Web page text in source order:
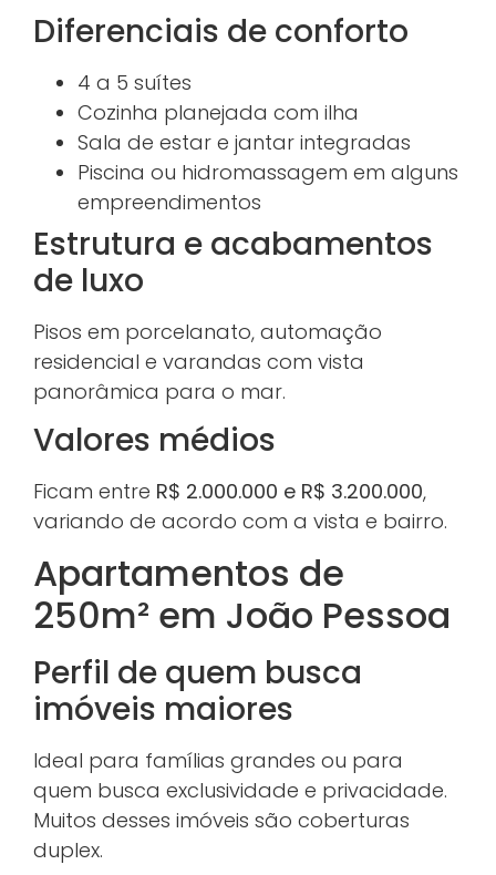
Diferenciais de conforto
4 a 5 suítes
Cozinha planejada com ilha
Sala de estar e jantar integradas
Piscina ou hidromassagem em alguns
empreendimentos
Estrutura e acabamentos
de luxo
Pisos em porcelanato, automação
residencial e varandas com vista
panorâmica para o mar.
Valores médios
Ficam entre R$ 2.000.000 e R$ 3.200.000,
variando de acordo com a vista e bairro.
Apartamentos de
250m² em João Pessoa
Perfil de quem busca
imóveis maiores
Ideal para famílias grandes ou para
quem busca exclusividade e privacidade.
Muitos desses imóveis são coberturas
duplex.